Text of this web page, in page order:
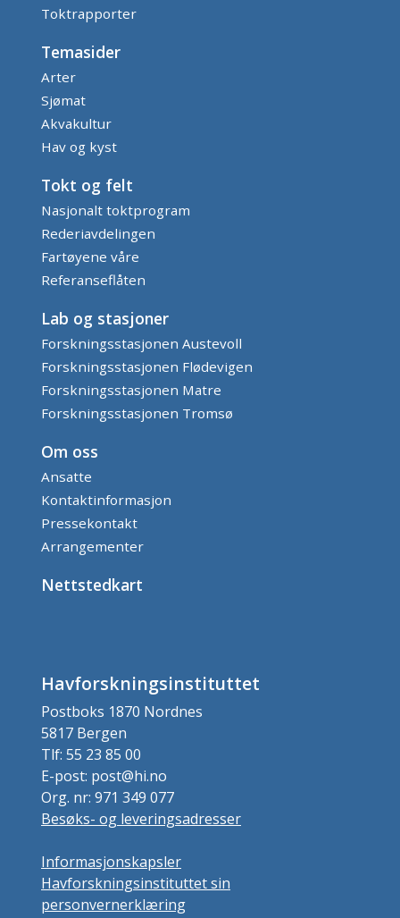
Toktrapporter
Temasider
Arter
Sjømat
Akvakultur
Hav og kyst
Tokt og felt
Nasjonalt toktprogram
Rederiavdelingen
Fartøyene våre
Referanseflåten
Lab og stasjoner
Forskningsstasjonen Austevoll
Forskningsstasjonen Flødevigen
Forskningsstasjonen Matre
Forskningsstasjonen Tromsø
Om oss
Ansatte
Kontaktinformasjon
Pressekontakt
Arrangementer
Nettstedkart
Havforskningsinstituttet
Postboks 1870 Nordnes
5817 Bergen
Tlf: 55 23 85 00
E-post: post@hi.no
Org. nr: 971 349 077
Besøks- og leveringsadresser
Informasjonskapsler
Havforskningsinstituttet sin
personvernerklæring